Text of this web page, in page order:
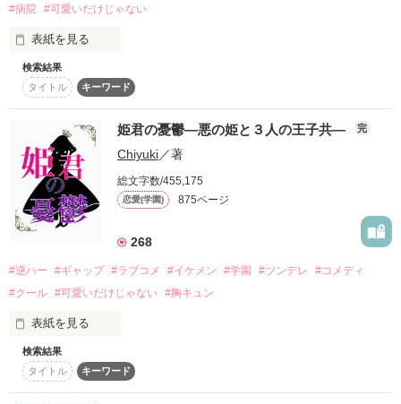
る日々の中、千歳の心は少しずつ変化していく──。
◎2025.3.13〜
毎週木曜更新
作品を読む
冴妃を囲う【黎明】の総長
豹牙
(ひょうが)
▲△▲
姫を連れてきたのは豹牙さんなのに
「今日からお前が俺の姫だ、冴妃」
って言われても意味がわかりません。
「お前は姫なんだからもっと俺を癒せ」
いいえ違います。
私はただの幹部です。
そう思うのに･･･─────
ピンクの色気爆弾
「千景のシンメは僕でしょ？」
あざと系プロアイドル(つんでれ)
宇佐美 ユウキ—Yuki Usami—
「だる。ちょっとその膝貸しといて」
天才肌のダウナー男子
金川 昊—Sora Kanagawa—
問題児だらけのこのユニット、
はてさてまとまってくれるのか？
「“俺”、１番光るアイドルになりたい」
日向に隠れた日陰男子(嘘)
美嶋 千景—Chikage Mishima—
#病院 #可愛いだけじゃない
表紙を見る
スーパーアイドル
佐野陽貴（29）
×
スーパーナース
一ノ瀬紗凪（28）
┈┈┈┈┈┈┈┈┈┈┈┈┈┈┈┈┈┈┈┈
「もう離して！仕事に行かなきゃ」
「んーん、まだだめ」
「…これ毎日するの？」
「あたりまえ♪」
甘すぎる同棲生活は、今日も平和
——のはずだった
検索結果
タイトル
キーワード
姫君の憂鬱―悪の姫と３人の王子共― 完
Chiyuki／著
総文字数/455,175
恋愛(学園) 875ページ
268
#逆ハー #ギャップ #ラブコメ #イケメン #学園 #ツンデレ
#コメディ
#クール #可愛いだけじゃない #胸キュン
表紙を見る
美少女故に同性から嫌われ続けて生きてきた女子高生・藤澤姫
は、片っ端から男を落としその鬱憤を晴らす日々。
検索結果
タイトル
キーワード